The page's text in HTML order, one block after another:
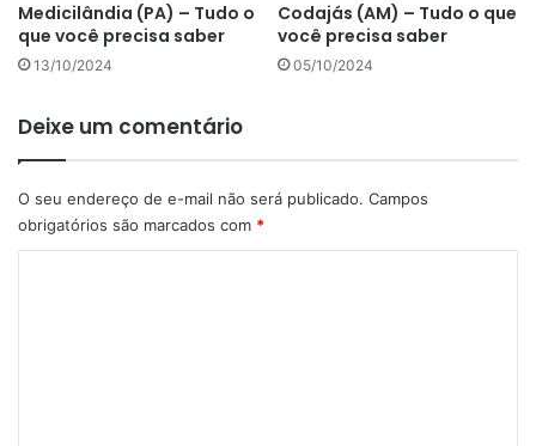
Medicilândia (PA) – Tudo o
que você precisa saber
13/10/2024
Codajás (AM) – Tudo o que
você precisa saber
05/10/2024
Deixe um comentário
O seu endereço de e-mail não será publicado. Campos
obrigatórios são marcados com *